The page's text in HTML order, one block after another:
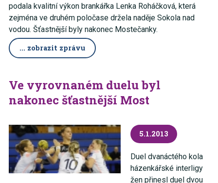
podala kvalitní výkon brankářka Lenka Roháčková, která
zejména ve druhém poločase držela naděje Sokola nad
vodou. Šťastnější byly nakonec Mostečanky.
... zobrazit zprávu
Ve vyrovnaném duelu byl
nakonec šťastnější Most
5.1.2013
Duel dvanáctého kola
házenkářské interligy
žen přinesl duel dvou